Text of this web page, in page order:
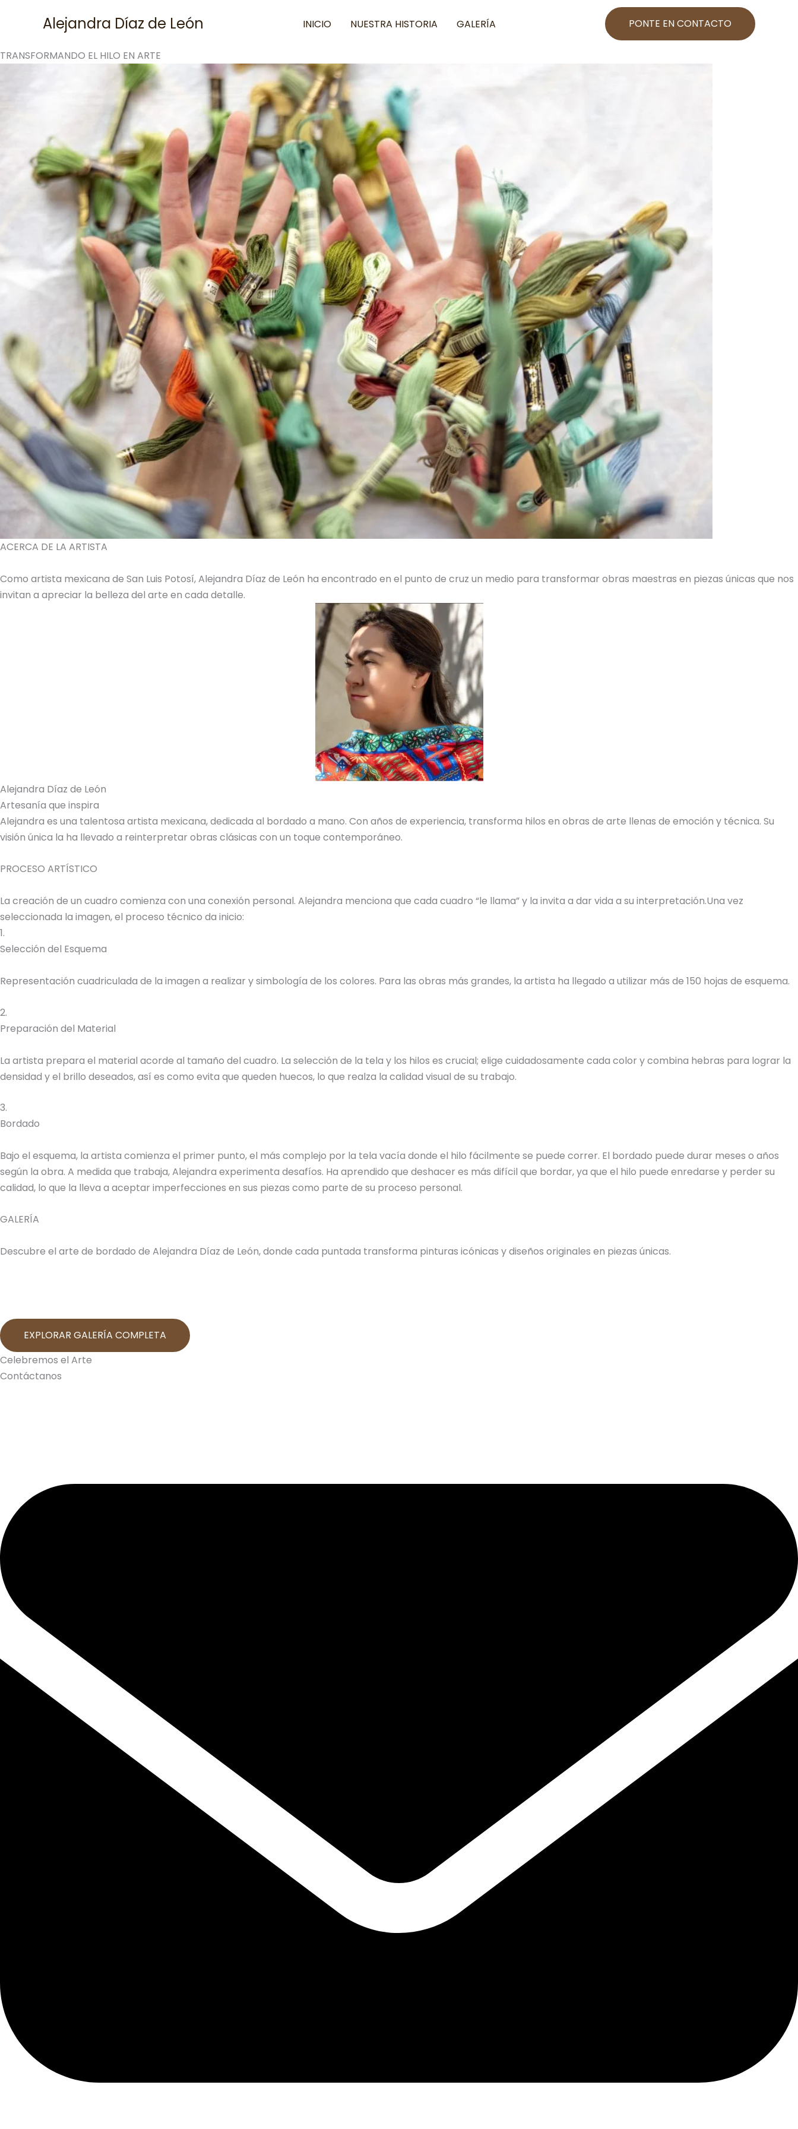
Alejandra Díaz de León INICIO NUESTRA HISTORIA GALERÍA PONTE EN CONTACTO
TRANSFORMANDO EL HILO EN ARTE
ACERCA DE LA ARTISTA
Como artista mexicana de San Luis Potosí, Alejandra Díaz de León ha encontrado en el punto de cruz un medio para transformar obras maestras en piezas únicas que nos
invitan a apreciar la belleza del arte en cada detalle.
Alejandra Díaz de León
Artesanía que inspira
Alejandra es una talentosa artista mexicana, dedicada al bordado a mano. Con años de experiencia, transforma hilos en obras de arte llenas de emoción y técnica. Su
visión única la ha llevado a reinterpretar obras clásicas con un toque contemporáneo.
PROCESO ARTÍSTICO
La creación de un cuadro comienza con una conexión personal. Alejandra menciona que cada cuadro “le llama” y la invita a dar vida a su interpretación.Una vez
seleccionada la imagen, el proceso técnico da inicio:
1.
Selección del Esquema
Representación cuadriculada de la imagen a realizar y simbología de los colores. Para las obras más grandes, la artista ha llegado a utilizar más de 150 hojas de esquema.
2.
Preparación del Material
La artista prepara el material acorde al tamaño del cuadro. La selección de la tela y los hilos es crucial; elige cuidadosamente cada color y combina hebras para lograr la
densidad y el brillo deseados, así es como evita que queden huecos, lo que realza la calidad visual de su trabajo.
3.
Bordado
Bajo el esquema, la artista comienza el primer punto, el más complejo por la tela vacía donde el hilo fácilmente se puede correr. El bordado puede durar meses o años
según la obra. A medida que trabaja, Alejandra experimenta desafíos. Ha aprendido que deshacer es más difícil que bordar, ya que el hilo puede enredarse y perder su
calidad, lo que la lleva a aceptar imperfecciones en sus piezas como parte de su proceso personal.
GALERÍA
Descubre el arte de bordado de Alejandra Díaz de León, donde cada puntada transforma pinturas icónicas y diseños originales en piezas únicas.
EXPLORAR GALERÍA COMPLETA
Celebremos el Arte
Contáctanos